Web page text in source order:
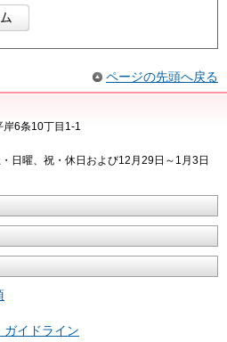
ページの先頭へ戻る
6条10丁目1-1
日曜、祝・休日および12月29日～1月3日
ガイドライン